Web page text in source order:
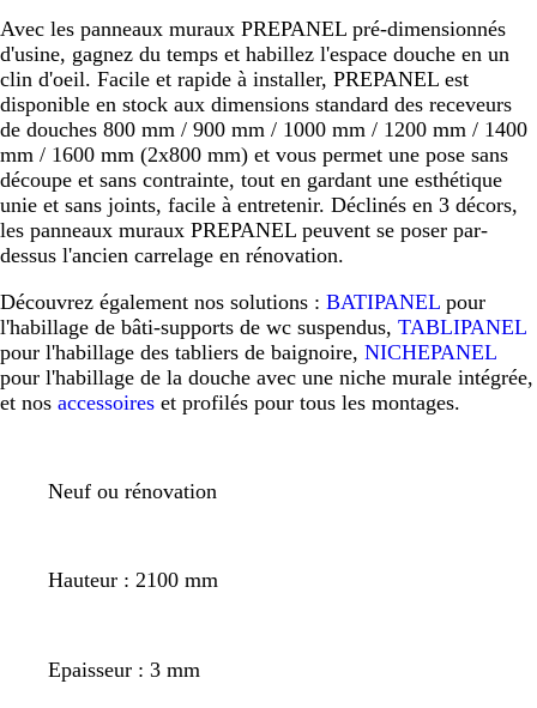
Avec les panneaux muraux PREPANEL pré-dimensionnés
d'usine, gagnez du temps et habillez l'espace douche en un
clin d'oeil. Facile et rapide à installer, PREPANEL est
disponible en stock aux dimensions standard des receveurs
de douches 800 mm / 900 mm / 1000 mm / 1200 mm / 1400
mm / 1600 mm (2x800 mm) et vous permet une pose sans
découpe et sans contrainte, tout en gardant une esthétique
unie et sans joints, facile à entretenir. Déclinés en 3 décors,
les panneaux muraux PREPANEL peuvent se poser par-
dessus l'ancien carrelage en rénovation.
Découvrez également nos solutions : BATIPANEL pour
l'habillage de bâti-supports de wc suspendus, TABLIPANEL
pour l'habillage des tabliers de baignoire, NICHEPANEL
pour l'habillage de la douche avec une niche murale intégrée,
et nos accessoires et profilés pour tous les montages.
Neuf ou rénovation
Hauteur : 2100 mm
Epaisseur : 3 mm